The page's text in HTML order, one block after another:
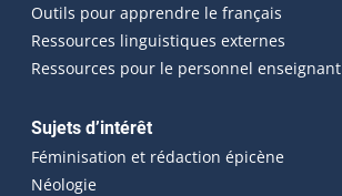
Outils pour apprendre le français
Ressources linguistiques externes
Ressources pour le personnel enseignant
Sujets d’intérêt
Féminisation et rédaction épicène
Néologie